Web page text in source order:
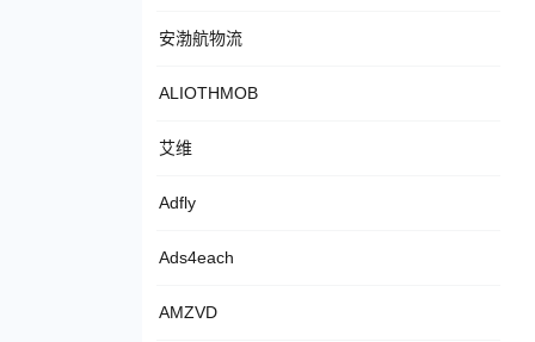
安渤航物流
ALIOTHMOB
艾维
Adfly
Ads4each
AMZVD